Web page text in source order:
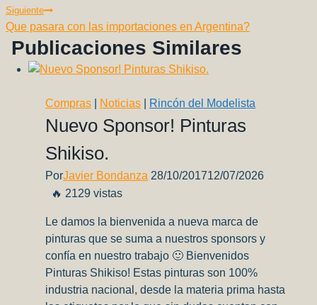
Entradas
Siguiente
Que pasara con las importaciones en Argentina?
Publicaciones Similares
Compras Noticias Rincón del Modelista
Nuevo Sponsor! Pinturas
Shikiso.
PorJavier Bondanza 28/10/201712/07/2026
🔥 2129 vistas
Le damos la bienvenida a nueva marca de
pinturas que se suma a nuestros sponsors y
confía en nuestro trabajo 🙂 Bienvenidos
Pinturas Shikiso! Estas pinturas son 100%
industria nacional, desde la materia prima hasta